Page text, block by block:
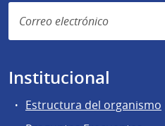
Institucional
Estructura del organismo